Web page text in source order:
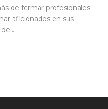
de formar profesionales
aficionados en sus